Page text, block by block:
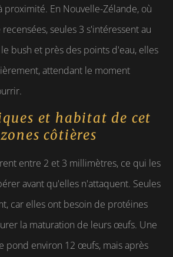
proximité. En Nouvelle-Zélande, où
seules 3 s'intéressent au
bush et près des points d'eau, elles
attendant le moment
et habitat de cet
côtières
entre 2 et 3 millimètres, ce qui les
avant qu'elles n'attaquent. Seules
car elles ont besoin de protéines
la maturation de leurs œufs. Une
pond environ 12 œufs, mais après